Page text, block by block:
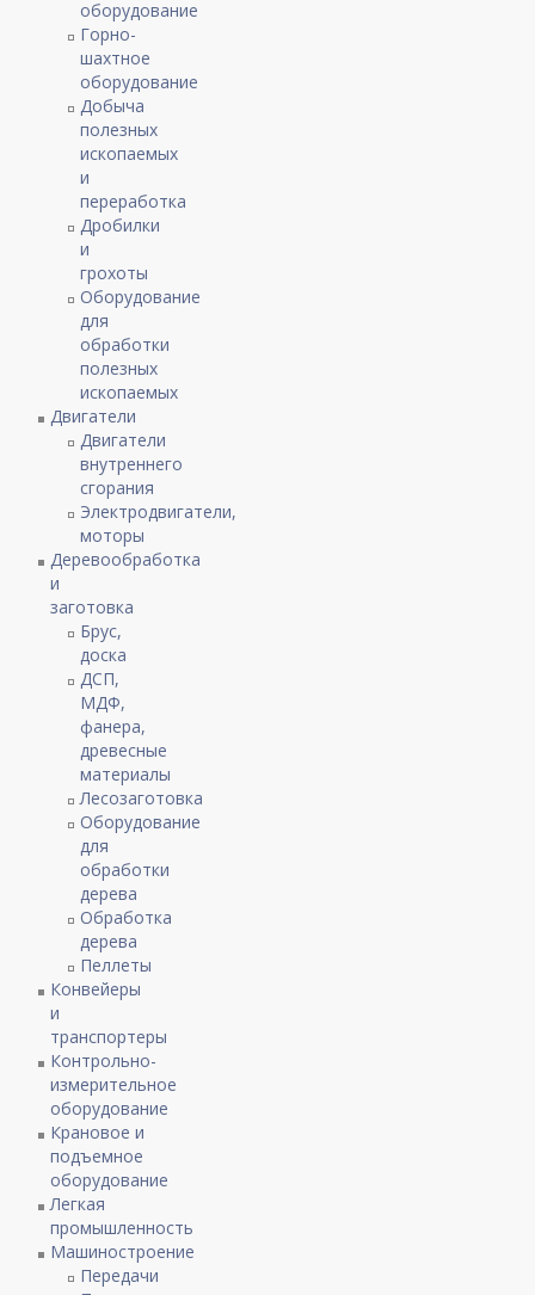
оборудование
Горно-
шахтное
оборудование
Добыча
полезных
ископаемых
и
переработка
Дробилки
и
грохоты
Оборудование
для
обработки
полезных
ископаемых
Двигатели
Двигатели
внутреннего
сгорания
Электродвигатели,
моторы
Деревообработка
и
заготовка
Брус,
доска
ДСП,
МДФ,
фанера,
древесные
материалы
Лесозаготовка
Оборудование
для
обработки
дерева
Обработка
дерева
Пеллеты
Конвейеры
и
транспортеры
Контрольно-
измерительное
оборудование
Крановое и
подъемное
оборудование
Легкая
промышленность
Машиностроение
Передачи